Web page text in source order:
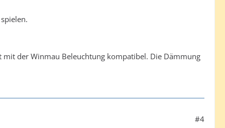
der Winmau Beleuchtung kompatibel. Die Dämmung
#4